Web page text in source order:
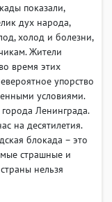
показали,
дух народа,
холод и болезни,
Жители
время этих
упорство
условиями.
Ленинграда.
на десятилетия.
блокада – это
страшные и
нельзя